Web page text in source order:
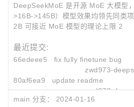
DeepSeekMoE 是开源 MoE 大模型
>16B->145B）模型效果均领先同类
2B 可接近 MoE 模型的理论上限 2
最近提交:
66edeee5
fix fully finetune bug
zwd973-
80af6ea9
update readme
zwd973-
4b411c7d
Update README.md
main 分支： 2024-01-16